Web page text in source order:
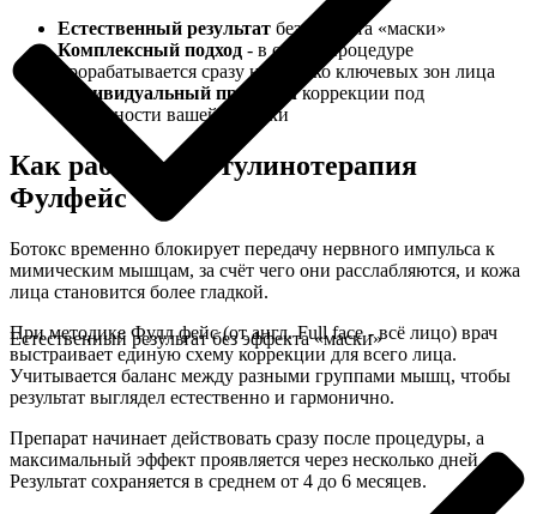
Естественный результат без эффекта «маски»
Естественный результат без эффекта «маски»
Комплексный подход - в одной процедуре
прорабатывается сразу несколько ключевых зон лица
Индивидуальный протоколкоррекции под
особенности вашей мимики
Как работает ботулинотерапия
Фулфейс
Ботокс временно блокирует передачу нервного импульса к
мимическим мышцам, за счёт чего они расслабляются, и кожа
лица становится более гладкой.
При методике Фулл фейс (от англ. Full face - всё лицо) врач
выстраивает единую схему коррекции для всего лица.
Учитывается баланс между разными группами мышц, чтобы
результат выглядел естественно и гармонично.
Препарат начинает действовать сразу после процедуры, а
максимальный эффект проявляется через несколько дней.
Результат сохраняется в среднем от 4 до 6 месяцев.